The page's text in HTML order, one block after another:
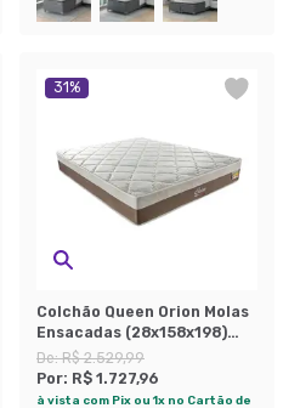
31%
Colchão Queen Orion Molas
Ensacadas (28x158x198)
Branco e Bege
De:R$ 2.529,99
Por: R$ 1.727,96
à vista com Pix ou 1x no Cartão de